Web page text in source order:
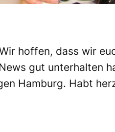
hoffen, dass wir
gut unterhalten
Hamburg. Habt